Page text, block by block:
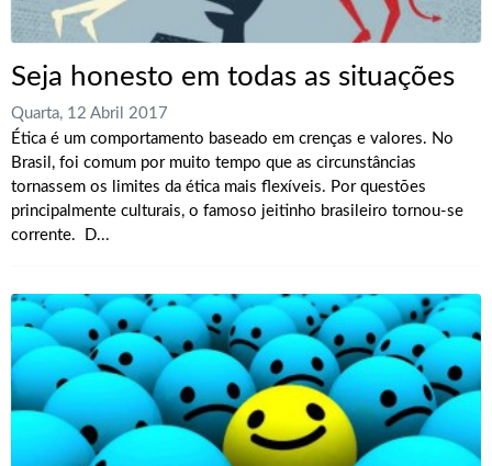
Seja honesto em todas as situações
Quarta, 12 Abril 2017
Ética é um comportamento baseado em crenças e valores. No
Brasil, foi comum por muito tempo que as circunstâncias
tornassem os limites da ética mais flexíveis. Por questões
principalmente culturais, o famoso jeitinho brasileiro tornou-se
corrente. D...